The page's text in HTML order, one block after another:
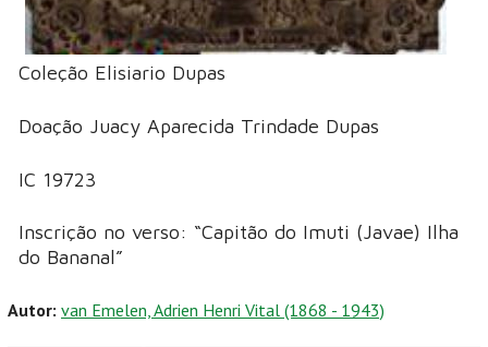
Coleção Elisiario Dupas
Doação Juacy Aparecida Trindade Dupas
IC 19723
Inscrição no verso: “Capitão do Imuti (Javae) Ilha
do Bananal”
Autor: van Emelen, Adrien Henri Vital (1868 - 1943)